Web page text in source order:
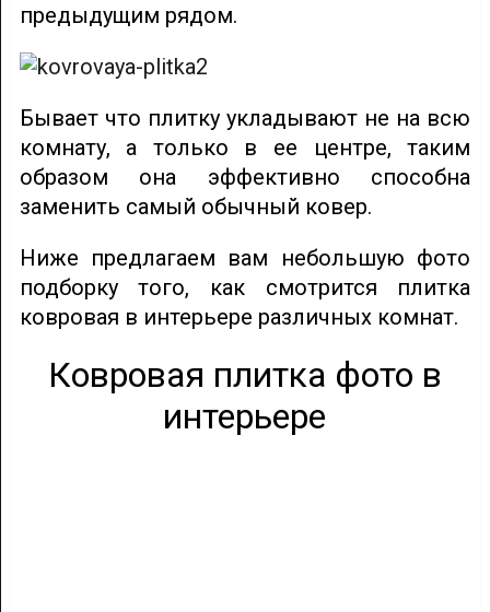
предыдущим рядом.
Бывает что плитку укладывают не на всю
комнату, а только в ее центре, таким
образом она эффективно способна
заменить самый обычный ковер.
Ниже предлагаем вам небольшую фото
подборку того, как смотрится плитка
ковровая в интерьере различных комнат.
Ковровая плитка фото в
интерьере